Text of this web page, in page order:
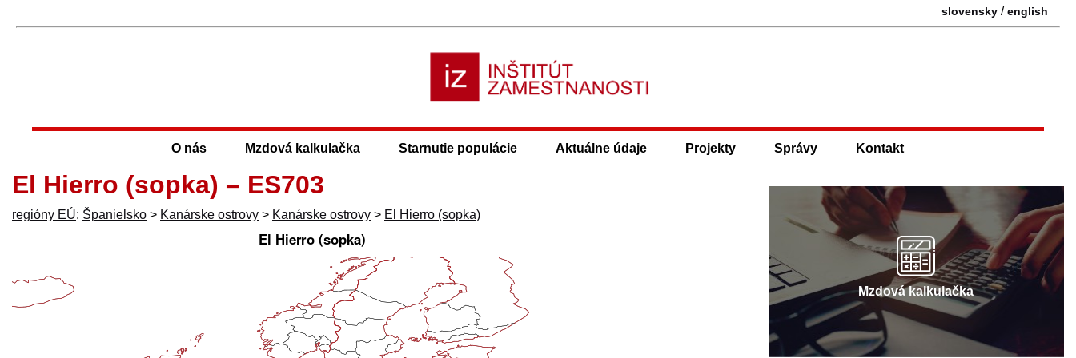
slovensky /english
O nás Mzdová kalkulačka Starnutie populácie Aktuálne údaje Projekty Správy Kontakt
El Hierro (sopka) – ES703
regióny EÚ: Španielsko > Kanárske ostrovy > Kanárske ostrovy > El Hierro (sopka)
Mzdová kalkulačka